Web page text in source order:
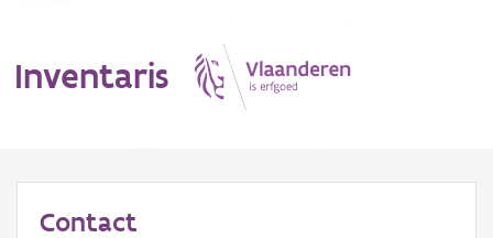
Inventaris
Contact